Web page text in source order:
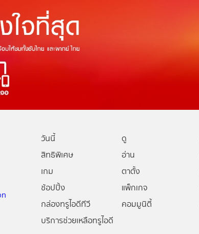
วันนี้
ดู
สิทธิพิเศษ
อ่าน
เกม
ตาตั้ง
ช้อปปิ้ง
แพ็กเกจ
กล่องทรูไอดีทีวี
คอมมูนิตี้
บริการช่วยเหลือทรูไอดี